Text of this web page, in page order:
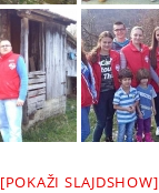
[POKAŽI SLAJDSHOW]